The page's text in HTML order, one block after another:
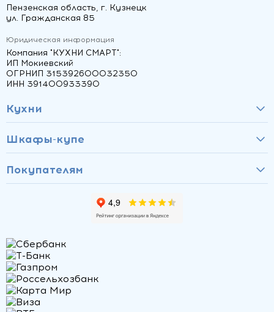
Пензенская область, г. Кузнецк
ул. Гражданская 85
Юридическая информация
Компания "КУХНИ СМАРТ":
ИП Мокиевский
ОГРНИП 315392600032350
ИНН 391400933390
Кухни
Шкафы-купе
Покупателям